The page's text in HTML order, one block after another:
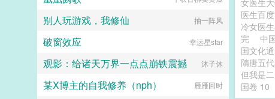
女医生
医生百度
冷女医
完
中
国文化
隋唐五
但我是
国卷 10
别人玩游戏，我修仙 抽一阵风
破窗效应 幸运星star
观影：给诸天万界一点点崩铁震撼 沐子休
某X博主的自我修养（nph） 雁雁回时